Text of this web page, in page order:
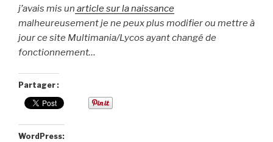
j’avais mis un article sur la naissance
malheureusement je ne peux plus modifier ou mettre à
jour ce site Multimania/Lycos ayant changé de
fonctionnement…
Partager :
WordPress: